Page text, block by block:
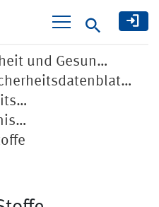
Suche
und Gesun…